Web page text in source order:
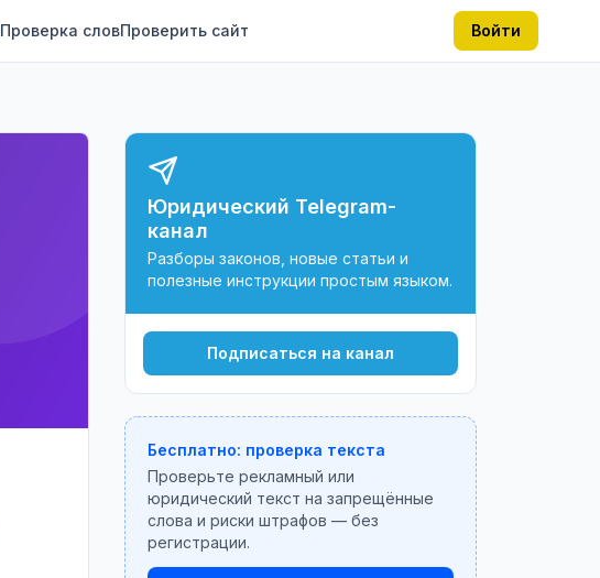
Проверка словПроверить сайт Войти
Юридический Telegram-
канал
Разборы законов, новые статьи и
полезные инструкции простым языком.
Подписаться на канал
Бесплатно: проверка текста
Проверьте рекламный или
юридический текст на запрещённые
слова и риски штрафов — без
регистрации.